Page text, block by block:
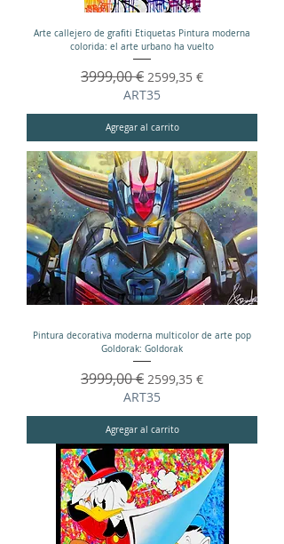
Arte callejero de grafiti Etiquetas Pintura moderna
colorida: el arte urbano ha vuelto
Precio
3999,00 € Precio de oferta
2599,35 €
ART35
Agregar al carrito
Pintura decorativa moderna multicolor de arte pop
Goldorak: Goldorak
Precio
3999,00 € Precio de oferta
2599,35 €
ART35
Agregar al carrito